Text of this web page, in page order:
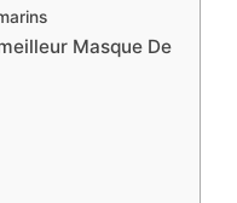
Masque De